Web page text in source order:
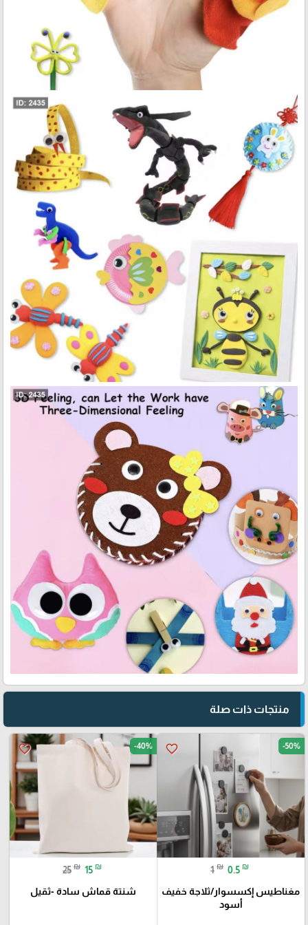
منتجات ذات صلة
favorite_border -50%
1 ₪ 0.5 ₪
مغناطيس إكسسوار/ثلاجة خفيف
أسود
favorite_border -40%
25 ₪ 15 ₪
شنتة قماش سادة -ثقيل